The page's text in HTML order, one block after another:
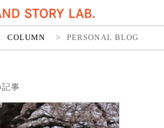
COLUMN > PERSONAL BLOG
事